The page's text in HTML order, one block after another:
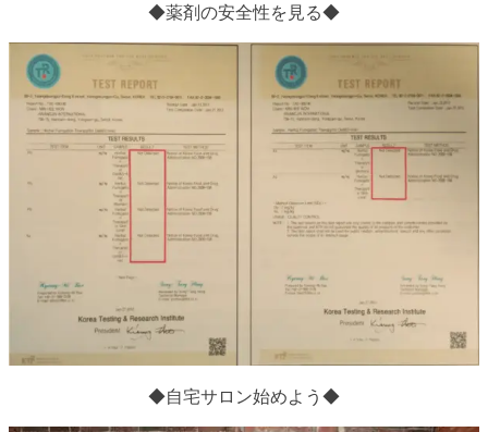
◆薬剤の安全性を見る◆
◆自宅サロン始めよう◆